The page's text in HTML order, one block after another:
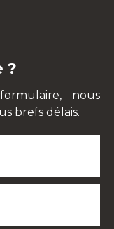
?
nous
brefs délais.